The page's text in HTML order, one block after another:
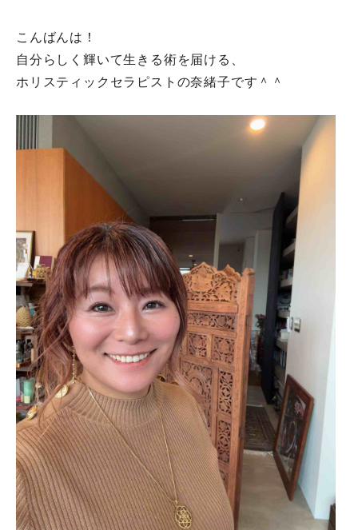
こんばんは！
自分らしく輝いて生きる術を届ける、
ホリスティックセラピストの奈緒子です＾＾